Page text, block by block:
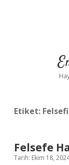
Etiket:
Felsefe
Tarih: Ekim 18,